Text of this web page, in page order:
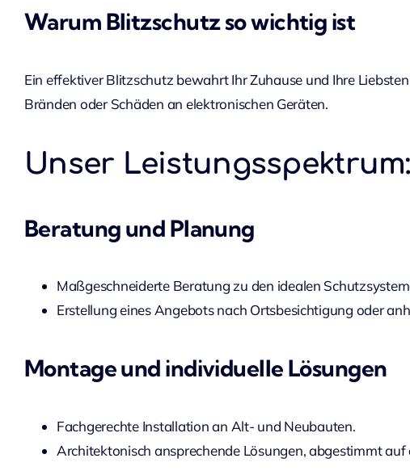
Warum Blitzschutz so wichtig ist
Ein effektiver Blitzschutz bewahrt Ihr Zuhause und Ihre
Bränden oder Schäden an elektronischen Geräten.
Unser
Beratung und Planung
Maßgeschneiderte Beratung zu den idealen
Erstellung eines Angebots nach Ortsbesichtigung oder
Montage und individuelle Lösungen
Fachgerechte Installation an Alt- und Neubauten.
Architektonisch ansprechende Lösungen, abgestimmt auf